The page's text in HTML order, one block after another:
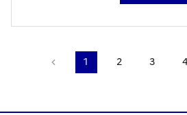
Page précédente
1 2 3 4